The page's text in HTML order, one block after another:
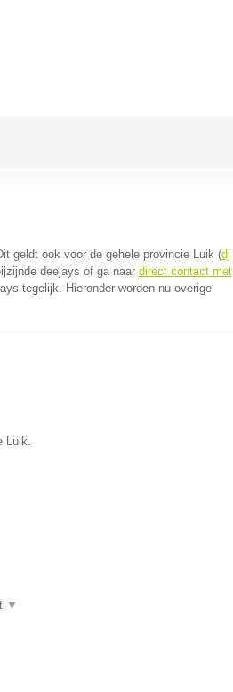
geldt ook voor de gehele provincie Luik (dj
deejays of ga naar direct contact met
tegelijk. Hieronder worden nu overige
Luik.
▼